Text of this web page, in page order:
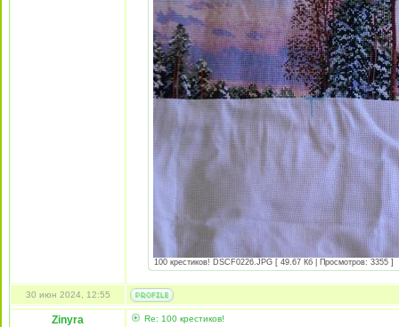
100 крестиков! DSCF0226.JPG [ 49.67 Кб | Просмотров: 3355 ]
30 июн 2024, 12:55
Zinyra Re: 100 крестиков!